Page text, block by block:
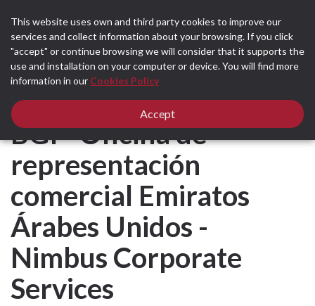
This website uses own and third party cookies to improve our
services and collect information about your browsing. If you click
"accept" or continue browsing we will consider that it supports the
use and installation on your computer or device. You will find more
information in our Cookies Policy
Accept
Home All news
Nuevos Socios
BGI - Oficina de representación comercial Emiratos Árabes Unidos - Nimbus
BGI - Oficina de
representación
comercial Emiratos
Árabes Unidos -
Nimbus Corporate
Services